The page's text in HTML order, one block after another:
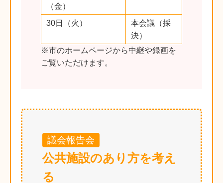
（金）
30日（火）
本会議（採
決）
※市のホームページから中継や録画を
ご覧いただけます。
議会報告会
公共施設のあり方を考え
る